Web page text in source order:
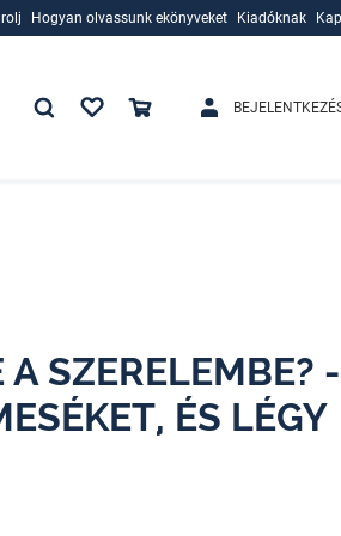
Hogyan olvassunk ekönyveket
Kiadóknak
SZERELEMBE? -
ÉS LÉGY